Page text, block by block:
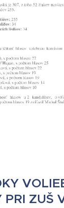
PRI ZUŠ